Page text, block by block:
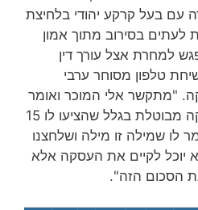
בעל קרקע יהודי בלחיצת
לעתים בסירוב מתוך אמון
למחרת אצל עורך דין
טלפון מסוחר ערבי
"מתקשר אלי המוכר ואומר
שהוא מצטער אבל העסקה מבוטלת בגלל שהציעו לו 15
לו שמילה זו מילה ושלחצנו
יוכל לקיים את העסקה אלא
הסכום הזה".